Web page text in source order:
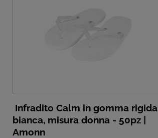
Infradito Calm in gomma rigida
bianca, misura donna - 50pz |
Amonn